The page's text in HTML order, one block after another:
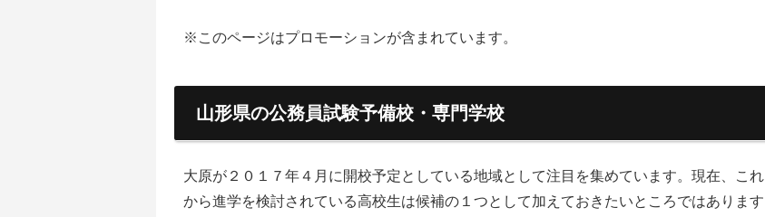
※このページはプロモーションが含まれています。
山形県の公務員試験予備校・専門学校
大原が２０１７年４月に開校予定としている地域として注目を集めています。現在、これ
から進学を検討されている高校生は候補の１つとして加えておきたいところではあります